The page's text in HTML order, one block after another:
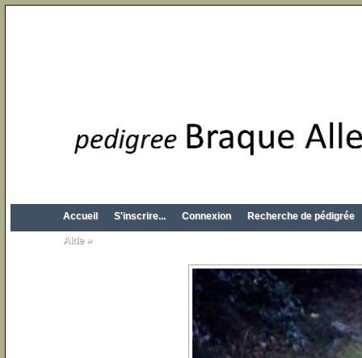
Accueil S'inscrire... Connexion Recherche de pédigrée
Aide »